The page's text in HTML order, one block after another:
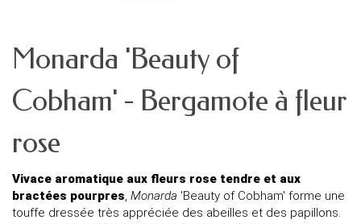
Monarda 'Beauty of
Cobham' - Bergamote à fleur
rose
Vivace aromatique aux fleurs rose tendre et aux
bractées pourpres, Monarda 'Beauty of Cobham' forme une
touffe dressée très appréciée des abeilles et des papillons.